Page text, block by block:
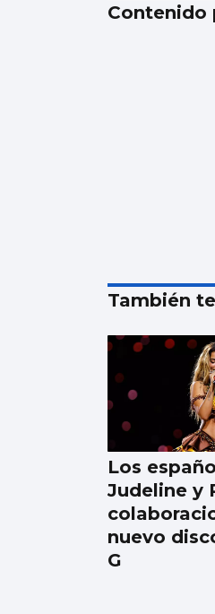
Contenido
También
Los
Judeline y
nuevo
G